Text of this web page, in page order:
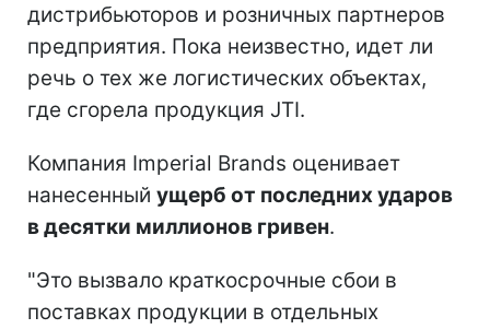
дистрибьюторов и розничных партнеров
предприятия. Пока неизвестно, идет ли
речь о тех же логистических объектах,
где сгорела продукция JTI.
Компания Imperial Brands оценивает
нанесенный ущерб от последних ударов
в десятки миллионов гривен.
"Это вызвало краткосрочные сбои в
поставках продукции в отдельных